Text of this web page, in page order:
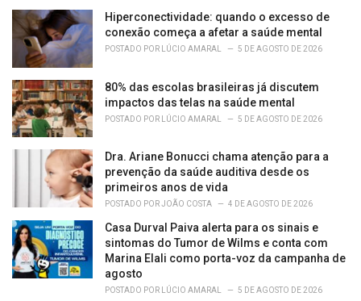
e
s
Hiperconectividade: quando o excesso de
conexão começa a afetar a saúde mental
POSTADO POR LÚCIO AMARAL 5 DE AGOSTO DE 2026
80% das escolas brasileiras já discutem
impactos das telas na saúde mental
POSTADO POR LÚCIO AMARAL 5 DE AGOSTO DE 2026
Dra. Ariane Bonucci chama atenção para a
prevenção da saúde auditiva desde os
primeiros anos de vida
POSTADO PORJOÃO COSTA 4 DE AGOSTO DE 2026
Casa Durval Paiva alerta para os sinais e
sintomas do Tumor de Wilms e conta com
Marina Elali como porta-voz da campanha de
agosto
POSTADO POR LÚCIO AMARAL 5 DE AGOSTO DE 2026